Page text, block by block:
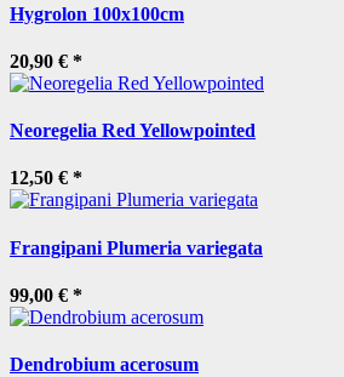
Hygrolon 100x100cm
20,90 € *
Neoregelia Red Yellowpointed
12,50 € *
Frangipani Plumeria variegata
99,00 € *
Dendrobium acerosum